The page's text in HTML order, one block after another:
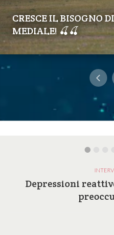
CRESCE IL BISOGNO
MEDIALE! 🍒🍒
Depressioni